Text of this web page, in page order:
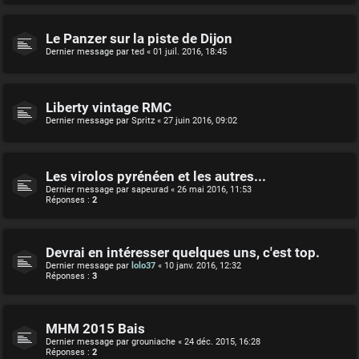
Le Panzer sur la piste de Dijon
Dernier message par ted « 01 juil. 2016, 18:45
Liberty vintage RMC
Dernier message par Spritz « 27 juin 2016, 09:02
Les virolos pyrénéen et les autres...
Dernier message par sapeurad « 26 mai 2016, 11:53
Réponses : 2
Devrai en intéresser quelques uns, c'est top.
Dernier message par lolo37 « 10 janv. 2016, 12:32
Réponses : 3
MHM 2015 Bais
Dernier message par grouniache « 24 déc. 2015, 16:28
Réponses : 2